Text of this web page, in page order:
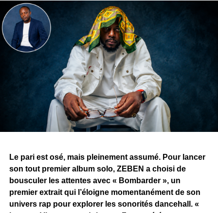
Le pari est osé, mais pleinement assumé. Pour lancer
son tout premier album solo, ZEBEN a choisi de
bousculer les attentes avec « Bombarder », un
premier extrait qui l’éloigne momentanément de son
univers rap pour explorer les sonorités dancehall. «